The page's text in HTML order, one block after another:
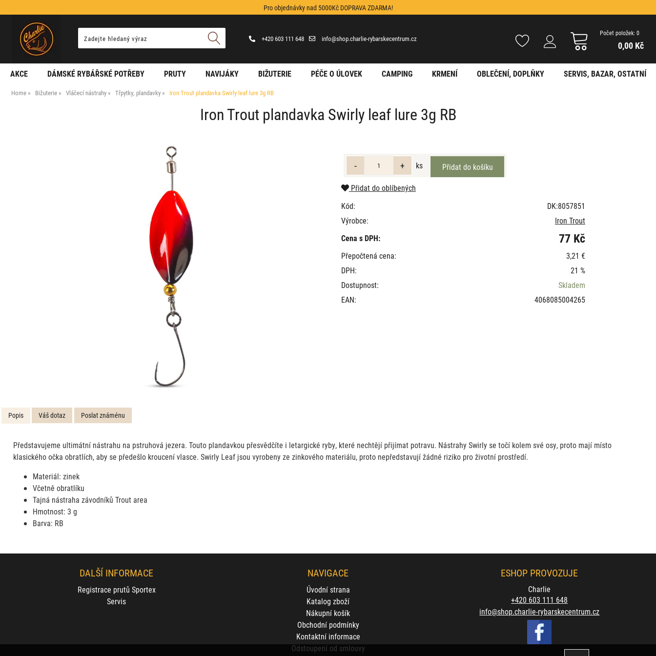
Pro objednávky nad 5000Kč DOPRAVA ZDARMA!
+420 603 111 648 info@shop.charlie-rybarskecentrum.cz
Počet položek: 0
0,00 Kč
AKCE DÁMSKÉ RYBÁŘSKÉ POTŘEBY PRUTY NAVIJÁKY BIŽUTERIE PÉČE O ÚLOVEK CAMPING KRMENÍ OBLEČENÍ, DOPLŇKY SERVIS, BAZAR, OSTATNÍ
Home Bižuterie Vláčecí nástrahy Třpytky, plandavky Iron Trout plandavka Swirly leaf lure 3g RB
Iron Trout plandavka Swirly leaf lure 3g RB
ks
Přidat do oblíbených
Kód:
DK:8057851
Výrobce:
Iron Trout
Cena s DPH:
77 Kč
Přepočtená cena:
3,21 €
DPH:
21 %
Dostupnost:
Skladem
EAN:
4068085004265
Popis Váš dotaz Poslat známénu
Představujeme ultimátní nástrahu na pstruhová jezera. Touto plandavkou přesvědčíte i letargické ryby, které nechtějí přijímat potravu. Nástrahy Swirly se točí kolem své osy, proto mají místo
klasického očka obratlích, aby se předešlo kroucení vlasce. Swirly Leaf jsou vyrobeny ze zinkového materiálu, proto nepředstavují žádné riziko pro životní prostředí.
Materiál: zinek
Včetně obratlíku
Tajná nástraha závodníků Trout area
Hmotnost: 3 g
Barva: RB
DALŠÍ INFORMACE
Registrace prutů Sportex
Servis
NAVIGACE
Úvodní strana
Katalog zboží
Nákupní košík
Obchodní podmínky
Kontaktní informace
Odstoupení od smlouvy
ESHOP PROVOZUJE
Charlie
+420 603 111 648
info@shop.charlie-rybarskecentrum.cz